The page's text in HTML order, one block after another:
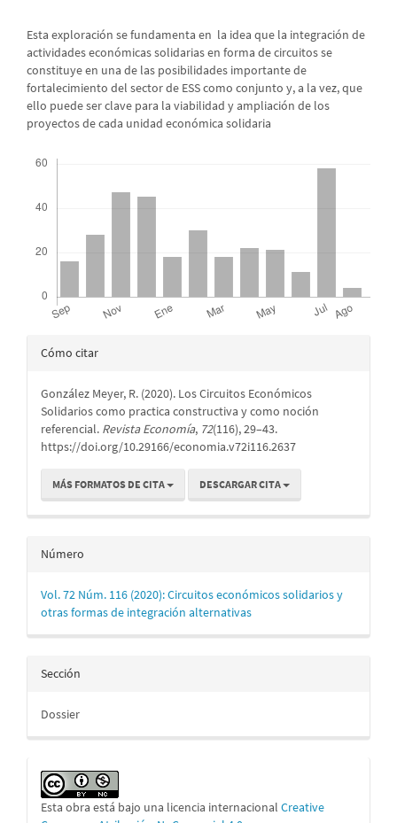
Esta exploración se fundamenta en la idea que la integración de
actividades económicas solidarias en forma de circuitos se
constituye en una de las posibilidades importante de
fortalecimiento del sector de ESS como conjunto y, a la vez, que
ello puede ser clave para la viabilidad y ampliación de los
proyectos de cada unidad económica solidaria
Detalles
artículo
Cómo citar
González Meyer, R. (2020). Los Circuitos Económicos
Solidarios como practica constructiva y como noción
referencial. Revista Economía, 72(116), 29–43.
https://doi.org/10.29166/economia.v72i116.2637
MÁS FORMATOS DE CITA DESCARGAR CITA
Número
Vol. 72 Núm. 116 (2020): Circuitos económicos solidarios y
otras formas de integración alternativas
Sección
Dossier
Esta obra está bajo una licencia internacional Creative